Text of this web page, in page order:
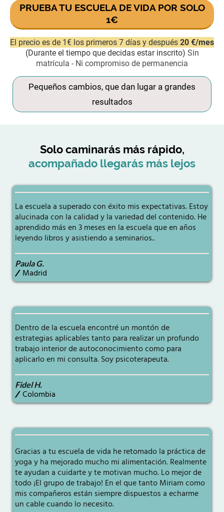
PRUEBA TU ESCUELA DE VIDA POR SOLO
1€
El precio es de 1€ los primeros 7 días y después 20 €/mes
(Durante el tiempo que decidas estar inscrito) Sin
matrícula - Ni compromiso de permanencia
Pequeños cambios, que dan lugar a grandes
resultados
Solo caminarás más rápido,
acompañado llegarás más lejos
La escuela a superado con éxito mis expectativas. Estoy
alucinada con la calidad y la variedad del contenido. He
aprendido más en 3 meses en la escuela que en años
leyendo libros y asistiendo a seminarios..
Paula G.
/Madrid
Dentro de la escuela encontré un montón de
estrategias aplicables tanto para realizar un profundo
trabajo interior de autoconocimiento como para
aplicarlo en mi consulta. Soy psicoterapeuta.
Fidel H.
/Colombia
Gracias a tu escuela de vida he retomado la práctica de
yoga y ha mejorado mucho mi alimentación. Realmente
te ayudan a cuidarte y te motivan mucho. Lo mejor de
todo ¡El grupo de trabajo! En el que tanto Miriam como
mis compañeros están siempre dispuestos a echarme
un cable cuando lo necesito.